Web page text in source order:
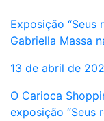
Exposição “Seus
Gabriella Massa
13 de abril de
O Carioca
exposição “Seus